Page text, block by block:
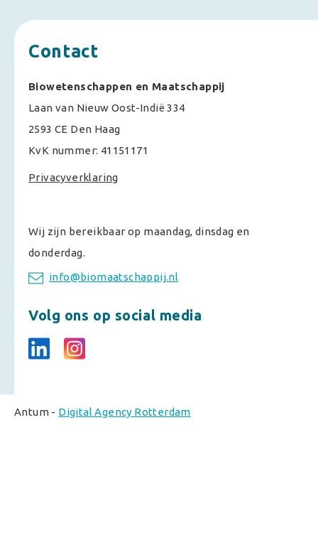
Contact
Biowetenschappen en Maatschappij
Laan van Nieuw Oost-Indië 334
2593 CE Den Haag
KvK nummer: 41151171
Privacyverklaring
Wij zijn bereikbaar op maandag, dinsdag en
donderdag.
info@biomaatschappij.nl
Volg ons op social media
Antum - Digital Agency Rotterdam